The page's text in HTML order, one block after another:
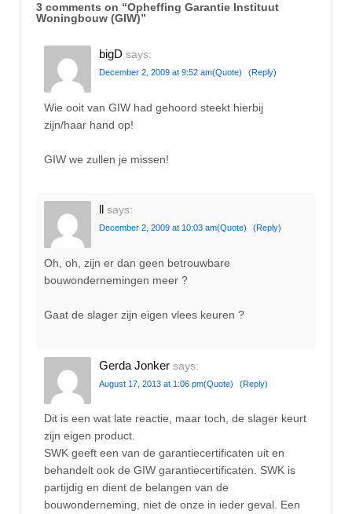
3 comments on “Opheffing Garantie Instituut
Woningbouw (GIW)”
bigD says:
December 2, 2009 at 9:52 am(Quote) (Reply)
Wie ooit van GIW had gehoord steekt hierbij
zijn/haar hand op!
GIW we zullen je missen!
ll says:
December 2, 2009 at 10:03 am(Quote) (Reply)
Oh, oh, zijn er dan geen betrouwbare
bouwondernemingen meer ?
Gaat de slager zijn eigen vlees keuren ?
Gerda Jonker says:
August 17, 2013 at 1:06 pm(Quote) (Reply)
Dit is een wat late reactie, maar toch, de slager keurt
zijn eigen product.
SWK geeft een van de garantiecertificaten uit en
behandelt ook de GIW garantiecertificaten. SWK is
partijdig en dient de belangen van de
bouwonderneming, niet de onze in ieder geval. Een